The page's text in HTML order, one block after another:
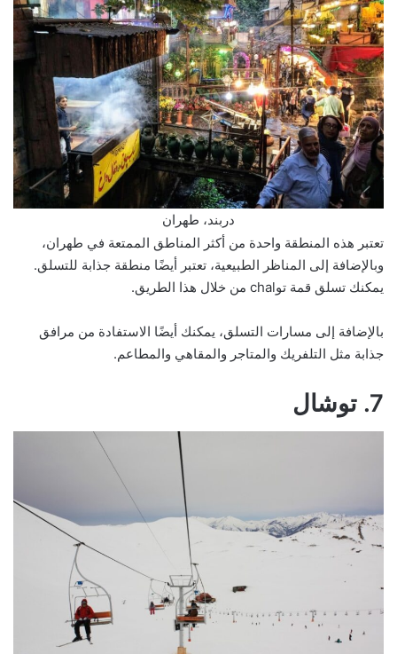
دربند، طهران
تعتبر هذه المنطقة واحدة من أكثر المناطق الممتعة في طهران،
وبالإضافة إلى المناظر الطبيعية، تعتبر أيضًا منطقة جذابة للتسلق.
يمكنك تسلق قمة توchal من خلال هذا الطريق.
بالإضافة إلى مسارات التسلق، يمكنك أيضًا الاستفادة من مرافق
جذابة مثل التلفريك والمتاجر والمقاهي والمطاعم.
7. توشال